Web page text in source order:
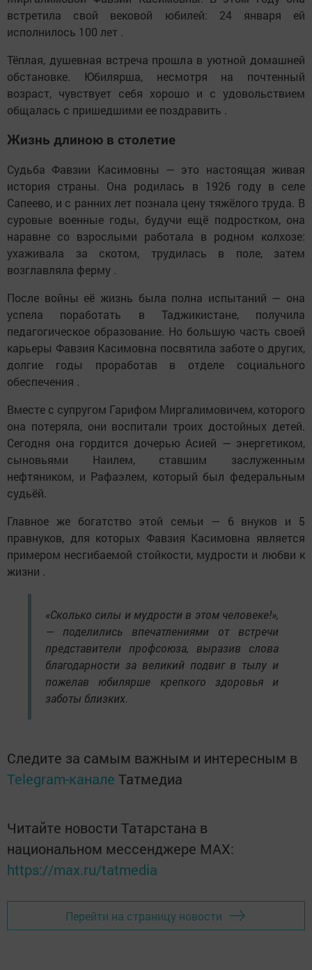
встретила свой вековой юбилей: 24 января ей
исполнилось 100 лет .
Тёплая, душевная встреча прошла в уютной домашней
обстановке. Юбилярша, несмотря на почтенный
возраст, чувствует себя хорошо и с удовольствием
общалась с пришедшими ее поздравить .
Жизнь длиною в столетие
Судьба Фавзии Касимовны — это настоящая живая
история страны. Она родилась в 1926 году в селе
Сапеево, и с ранних лет познала цену тяжёлого труда. В
суровые военные годы, будучи ещё подростком, она
наравне со взрослыми работала в родном колхозе:
ухаживала за скотом, трудилась в поле, затем
возглавляла ферму .
После войны её жизнь была полна испытаний — она
успела поработать в Таджикистане, получила
педагогическое образование. Но большую часть своей
карьеры Фавзия Касимовна посвятила заботе о других,
долгие годы проработав в отделе социального
обеспечения .
Вместе с супругом Гарифом Миргалимовичем, которого
она потеряла, они воспитали троих достойных детей.
Сегодня она гордится дочерью Асией — энергетиком,
сыновьями Наилем, ставшим заслуженным
нефтяником, и Рафаэлем, который был федеральным
судьёй.
Главное же богатство этой семьи — 6 внуков и 5
правнуков, для которых Фавзия Касимовна является
примером несгибаемой стойкости, мудрости и любви к
жизни .
«Сколько силы и мудрости в этом человеке!»,
— поделились впечатлениями от встречи
представители профсоюза, выразив слова
благодарности за великий подвиг в тылу и
пожелав юбилярше крепкого здоровья и
заботы близких.
Следите за самым важным и интересным в
Telegram-канале Татмедиа
Читайте новости Татарстана в
национальном мессенджере MАХ:
https://max.ru/tatmedia
Перейти на страницу новости